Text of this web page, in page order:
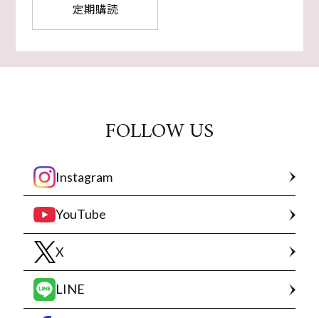
定期購読
FOLLOW US
Instagram
YouTube
X
LINE